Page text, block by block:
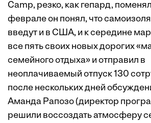
Camp, резко, как гепард,
феврале он понял, что
введут и в США, и к середине
все пять своих новых дорогих
семейного отдыха» и отправил в
неоплачиваемый отпуск 130
после нескольких дней
Аманда Рапозо (директор
решили воссоздать атмосферу